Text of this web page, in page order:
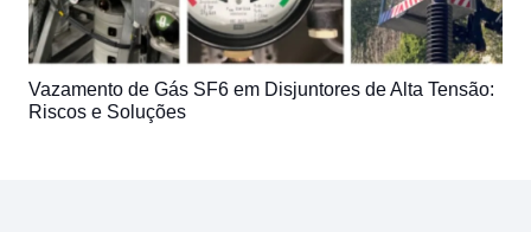
Vazamento de Gás SF6 em Disjuntores de Alta Tensão:
Riscos e Soluções